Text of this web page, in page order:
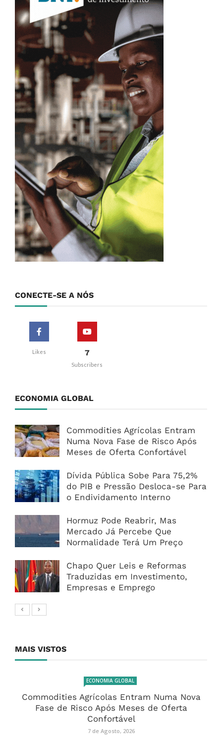
CONECTE-SE A NÓS
Likes 7
Subscribers
ECONOMIA GLOBAL
Commodities Agrícolas Entram
Numa Nova Fase de Risco Após
Meses de Oferta Confortável
Dívida Pública Sobe Para 75,2%
do PIB e Pressão Desloca-se Para
o Endividamento Interno
Hormuz Pode Reabrir, Mas
Mercado Já Percebe Que
Normalidade Terá Um Preço
Chapo Quer Leis e Reformas
Traduzidas em Investimento,
Empresas e Emprego
MAIS VISTOS
ECONOMIA GLOBAL
Commodities Agrícolas Entram Numa Nova
Fase de Risco Após Meses de Oferta
Confortável
7 de Agosto, 2026